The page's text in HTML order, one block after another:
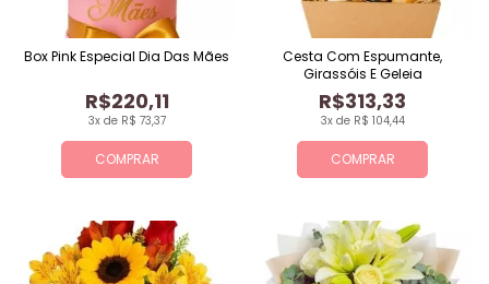
COMPRAR
3x de R$ 73,37
R$220,11
Box Pink Especial Dia Das Mães
COMPRAR
3x de R$ 104,44
R$313,33
Cesta Com Espumante,
Girassóis E Geleia